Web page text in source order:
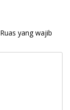
Ruas yang wajib